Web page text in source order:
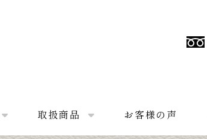
取扱商品 お客様の声